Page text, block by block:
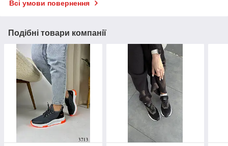
Всі умови повернення
Подібні товари компанії